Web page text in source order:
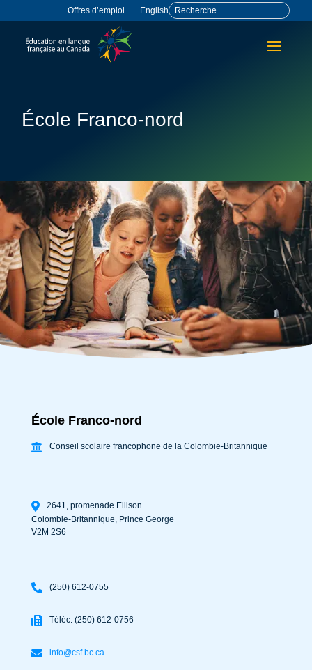
Offres d’emploi English
École Franco-nord
École Franco-nord
Conseil scolaire francophone de la Colombie-Britannique
2641, promenade Ellison
Colombie-Britannique, Prince George
V2M 2S6
(250) 612-0755
Téléc. (250) 612-0756
info@csf.bc.ca